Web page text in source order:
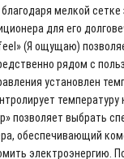
мелкой
для его
(Я ощущаю)
рядом с
установлен
температуру
позволяет выбрать
обеспечивающий
электроэнергию.